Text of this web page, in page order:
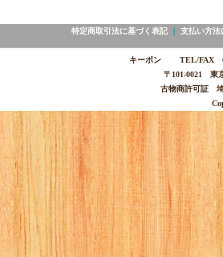
特定商取引法に基づく表記｜ 支払い方法
キーポン TEL/FAX
〒101-0021 東
古物商許可証